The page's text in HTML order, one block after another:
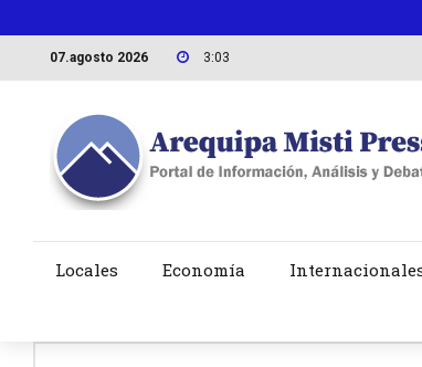
07.agosto 2026 3:03
Locales Economía